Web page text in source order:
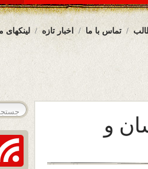
لینکهای اخبار تازه تماس با ما
و